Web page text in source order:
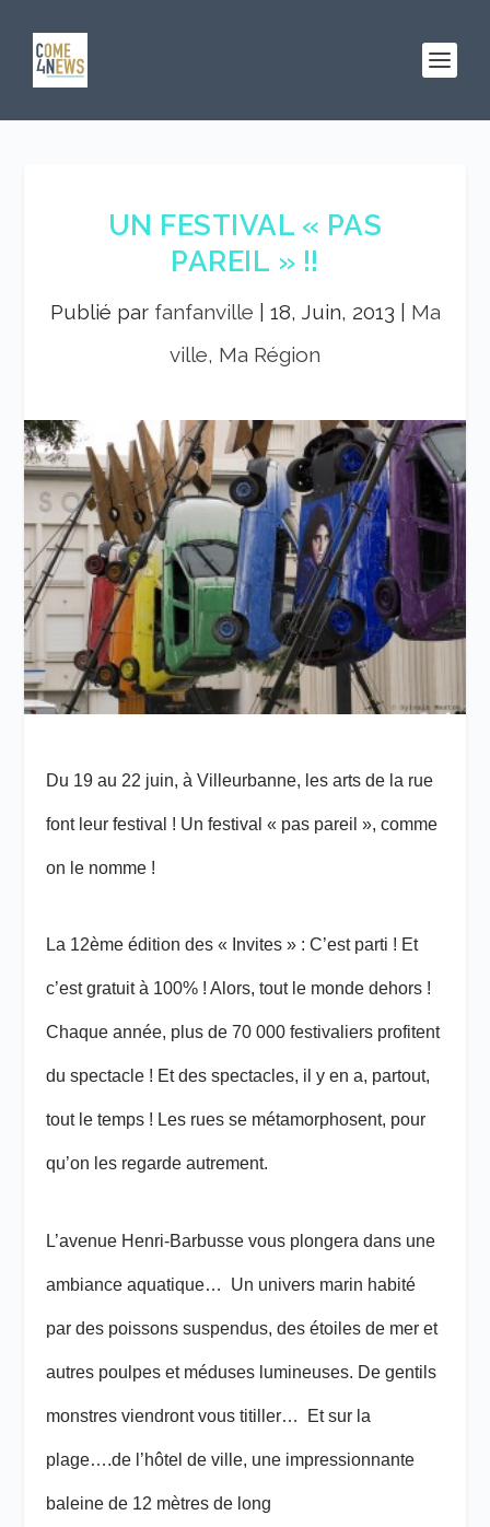
UN FESTIVAL « PAS
PAREIL » !!
Publié par fanfanville 18, Juin, 2013
Ma
ville, Ma Région
Du 19 au 22 juin, à Villeurbanne, les arts de la rue
font leur festival ! Un festival « pas pareil », comme
on le nomme !
La 12ème édition des « Invites » : C’est parti ! Et
c’est gratuit à 100% ! Alors, tout le monde dehors !
Chaque année, plus de 70 000 festivaliers profitent
du spectacle ! Et des spectacles, il y en a, partout,
tout le temps ! Les rues se métamorphosent, pour
qu’on les regarde autrement.
L’avenue Henri-Barbusse vous plongera dans une
ambiance aquatique… Un univers marin habité
par des poissons suspendus, des étoiles de mer et
autres poulpes et méduses lumineuses. De gentils
monstres viendront vous titiller… Et sur la
plage….de l’hôtel de ville, une impressionnante
baleine de 12 mètres de long